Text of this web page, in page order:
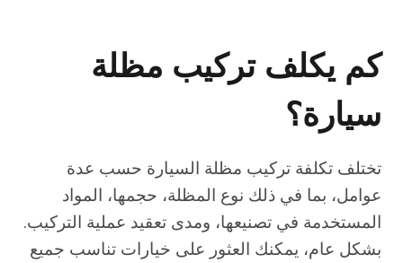
كم يكلف تركيب مظلة
سيارة؟
تختلف تكلفة تركيب مظلة السيارة حسب عدة
عوامل، بما في ذلك نوع المظلة، حجمها، المواد
المستخدمة في تصنيعها، ومدى تعقيد عملية التركيب.
بشكل عام، يمكنك العثور على خيارات تناسب جميع